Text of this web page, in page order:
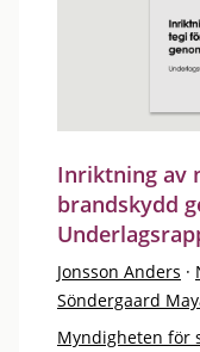
Inriktning av
brandskydd
Jonsson Anders ·
Söndergaard
Myndigheten för